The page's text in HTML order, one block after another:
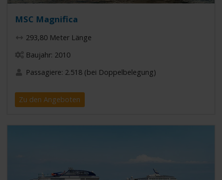
MSC Magnifica
293,80 Meter Länge
Baujahr: 2010
Passagiere: 2.518 (bei Doppelbelegung)
Zu den Angeboten